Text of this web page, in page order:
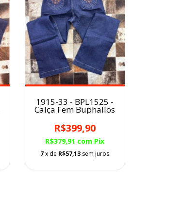
1915-33 - BPL1525 -
Calça Fem Buphallos
R$399,90
R$379,91 com Pix
7x de R$57,13 sem juros